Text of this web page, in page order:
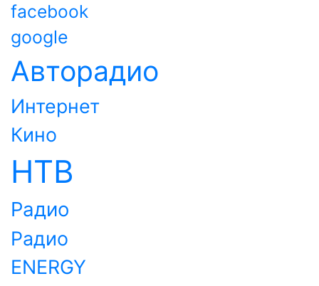
facebook
google
Авторадио
Интернет
Кино
НТВ
Радио
Радио
ENERGY